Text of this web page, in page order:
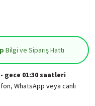
Bilgi ve Sipariş Hattı
gece 01:30 saatleri
WhatsApp veya canlı